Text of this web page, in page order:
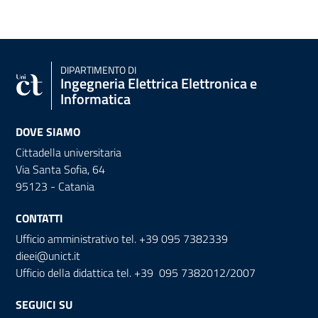
DIPARTIMENTO DI
Ingegneria Elettrica Elettronica e
Informatica
DOVE SIAMO
Cittadella universitaria
Via Santa Sofia, 64
95123 - Catania
CONTATTI
Ufficio amministrativo tel. +39 095 7382339
dieei@unict.it
Ufficio della didattica tel. +39 095 7382012/2007
SEGUICI SU